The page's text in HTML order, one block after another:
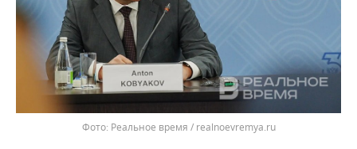
ХОККЕЙ С МЯЧОМ
ПРОИСШЕСТВИЯ
Реальное время / realnoevremya.ru